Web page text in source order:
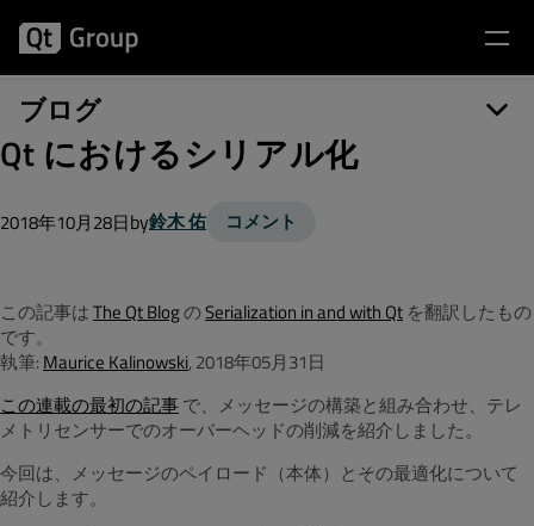
ブログ
Qt におけるシリアル化
2018年10月28日by鈴木 佑 コメント
この記事はThe Qt BlogのSerialization in and with Qt を翻訳したもの
です。
執筆: Maurice Kalinowski, 2018年05月31日
この連載の最初の記事で、メッセージの構築と組み合わせ、テレ
メトリセンサーでのオーバーヘッドの削減を紹介しました。
今回は、メッセージのペイロード（本体）とその最適化について
紹介します。